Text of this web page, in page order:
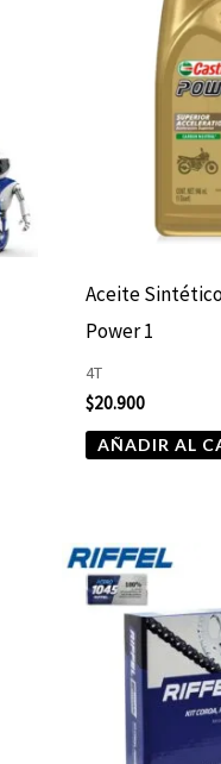
Aceite
Power 1
4T
$20.900
AÑADIR AL